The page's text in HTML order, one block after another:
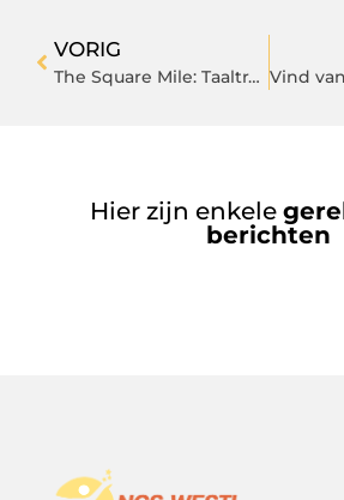
VORIG
The Square Mile: Taaltrainingen die resultaat opleveren
Hier zijn enkele
berichten